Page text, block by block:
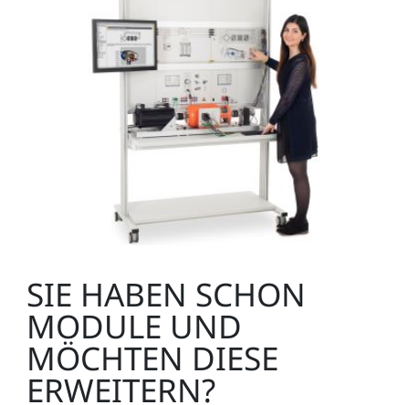
SIE HABEN SCHON
MODULE UND
MÖCHTEN DIESE
ERWEITERN?